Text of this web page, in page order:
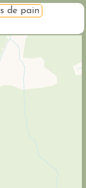
de pain